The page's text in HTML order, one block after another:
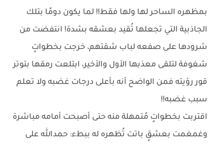
بمظهره الساحر لها ولها فقط!! لما يكون دومًا بتلك
الجاذبية التي تجعلها تُقيد بعشقه بشدة! انتفضت من
شرودها على صفعه لباب شقتهم، خرجت بخطواتٍ
شغوفة لتلقى معذبها الأول والأخير، ابتلعت رمقها بتوتر
قور رؤيته فمن الواضح أنه بأعلى درجات غضبه ولا تعلم
سبب غضبه!!
اقتربت بخطواتٍ مُتمهلة منه حتى أصبحت أمامه مباشرة
وغمغمت بعشقٍ باتت تُظهره له ببطء: حمدالله على